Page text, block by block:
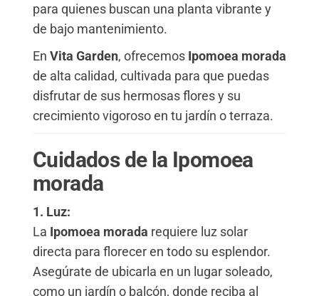
para quienes buscan una planta vibrante y
de bajo mantenimiento.
En Vita Garden, ofrecemos Ipomoea morada
de alta calidad, cultivada para que puedas
disfrutar de sus hermosas flores y su
crecimiento vigoroso en tu jardín o terraza.
Cuidados de la Ipomoea
morada
1. Luz:
La Ipomoea morada requiere luz solar
directa para florecer en todo su esplendor.
Asegúrate de ubicarla en un lugar soleado,
como un jardín o balcón, donde reciba al